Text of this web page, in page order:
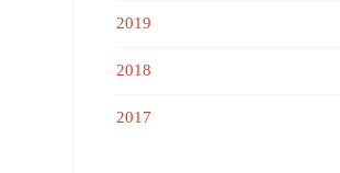
2019
2018
2017